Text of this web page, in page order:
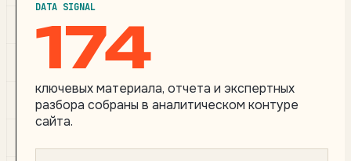
DATA SIGNAL
174
ключевых материала, отчета и экспертных
разбора собраны в аналитическом контуре
сайта.